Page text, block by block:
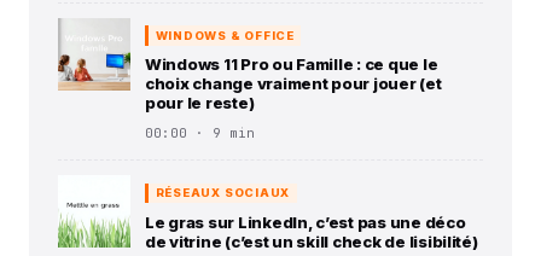
WINDOWS & OFFICE
Windows 11 Pro ou Famille : ce que le
choix change vraiment pour jouer (et
pour le reste)
00:00 · 9 min
RÉSEAUX SOCIAUX
Le gras sur LinkedIn, c’est pas une déco
de vitrine (c’est un skill check de lisibilité)